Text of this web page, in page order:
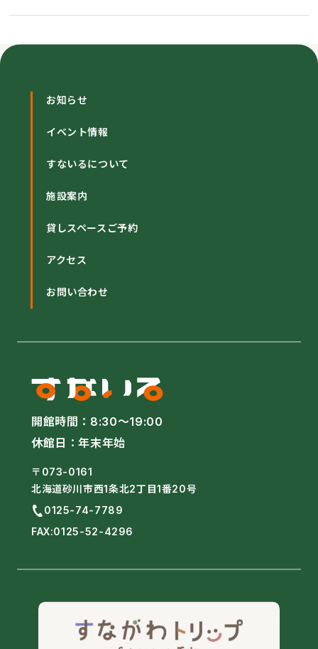
開館時間： 8:30〜19:00
休館日：年末年始
〒073-0161
北海道砂川市西1条北2丁目1番20号
0125-74-7789
FAX:0125-52-4296
お知らせ
イベント情報
すないるについて
施設案内
貸しスペースご予約
アクセス
お問い合わせ